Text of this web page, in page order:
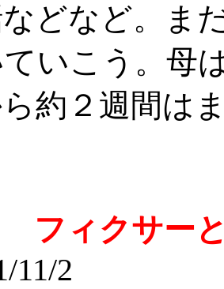
どなど。ま
いこう。母
約２週間は
フィクサー
11/2